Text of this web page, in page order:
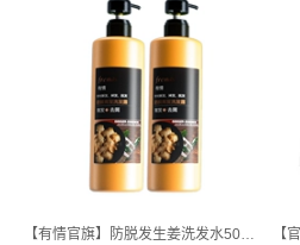
【有情官旗】防脱发生姜洗发水500ml